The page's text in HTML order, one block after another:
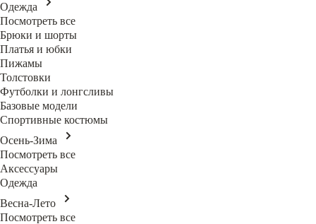
Одежда
Посмотреть все
Брюки и шорты
Платья и юбки
Пижамы
Толстовки
Футболки и лонгсливы
Базовые модели
Спортивные костюмы
Осень-Зима
Посмотреть все
Аксессуары
Одежда
Весна-Лето
Посмотреть все